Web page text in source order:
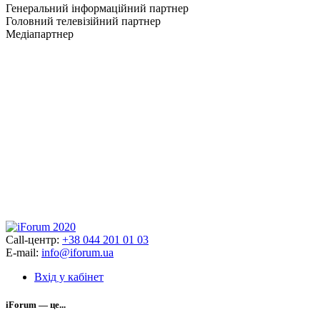
Генеральний інформаційний партнер
Головний телевізійний партнер
Медіапартнер
Call-центр: +38 044 201 01 03
E-mail: info@iforum.ua
Вхід у кабінет
iForum — це...